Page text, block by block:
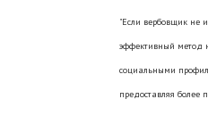
"Если вербовщик не
эффективный метод
социальными
предоставляя более